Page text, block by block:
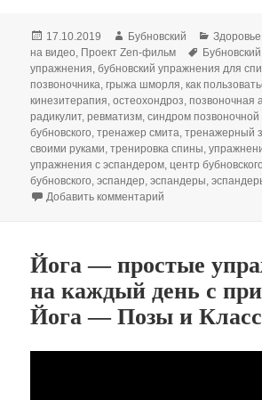
Опубликовано
17.10.2019 Автор
Бубновский Рубрики
Здоровье
на видео, Проект Zen-фильм Метки
Бубновский
упражнения,бубновский упражнения для
позвоночника,грыжа шморля,как
кинезитерапия,остеохондроз,позвоночная
радикулит,ревматизм,синдром позвоночной
бубновского,тренажер смита,тренажерный
своими руками,тренировка спины,
упражнения с эспандером,центр бубновского
бубновского,эспандер,эспандеры,
Добавить комментарий
Йога — простые
на каждый день с
Йога — Позы и